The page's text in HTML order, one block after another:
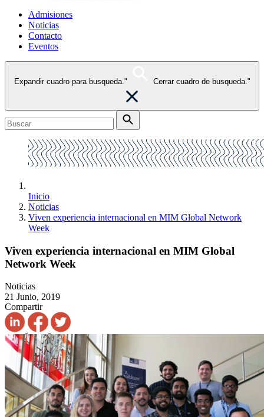
Admisiones
Noticias
Contacto
Eventos
Expandir cuadro para busqueda." Cerrar cuadro de busqueda."
Inicio
Noticias
Viven experiencia internacional en MIM Global Network
Week
Viven experiencia internacional en MIM Global
Network Week
Noticias
21 Junio, 2019
Compartir